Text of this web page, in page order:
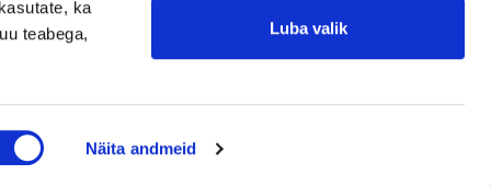
ka
teabega,
Näita andmeid
Luba valik
Jätke kontaktisoov